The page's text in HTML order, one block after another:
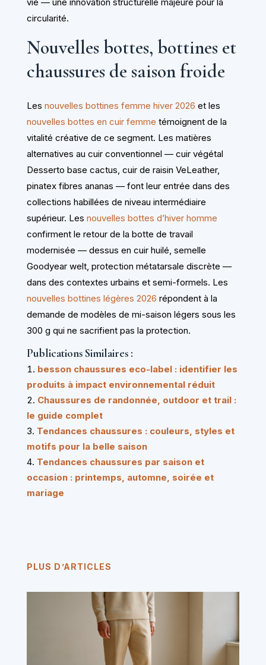
circularité.
Nouvelles bottes, bottines et
chaussures de saison froide
Les nouvelles bottines femme hiver 2026 et les
nouvelles bottes en cuir femme témoignent de la
vitalité créative de ce segment. Les matières
alternatives au cuir conventionnel — cuir végétal
Desserto base cactus, cuir de raisin VeLeather,
pinatex fibres ananas — font leur entrée dans des
collections habillées de niveau intermédiaire
supérieur. Les nouvelles bottes d’hiver homme
confirment le retour de la botte de travail
modernisée — dessus en cuir huilé, semelle
Goodyear welt, protection métatarsale discrète —
dans des contextes urbains et semi-formels. Les
nouvelles bottines légères 2026 répondent à la
demande de modèles de mi-saison légers sous les
300 g qui ne sacrifient pas la protection.
Publications Similaires :
besson chaussures eco-label : identifier les
produits à impact environnemental réduit
Chaussures de randonnée, outdoor et trail :
le guide complet
Tendances chaussures : couleurs, styles et
motifs pour la belle saison
Tendances chaussures par saison et
occasion : printemps, automne, soirée et
mariage
PLUS D’ARTICLES